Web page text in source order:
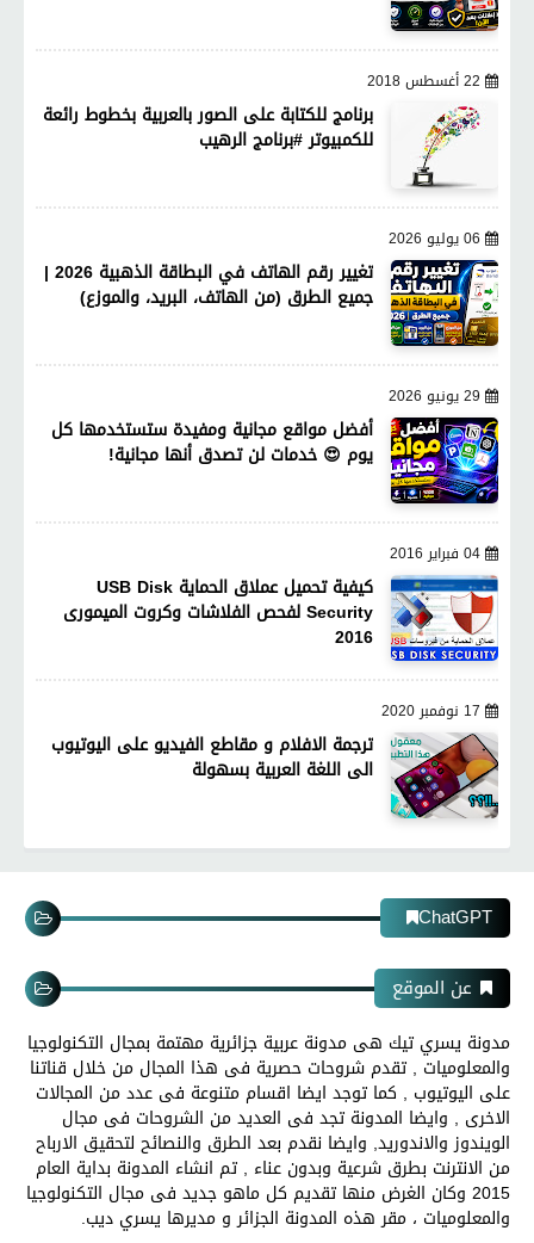
22 أغسطس 2018
برنامج للكتابة على الصور بالعربية بخطوط رائعة
للكمبيوتر #برنامج الرهيب
06 يوليو 2026
تغيير رقم الهاتف في البطاقة الذهبية 2026 |
جميع الطرق (من الهاتف، البريد، والموزع)
29 يونيو 2026
أفضل مواقع مجانية ومفيدة ستستخدمها كل
يوم 😍 خدمات لن تصدق أنها مجانية!
04 فبراير 2016
كيفية تحميل عملاق الحماية USB Disk
Security لفحص الفلاشات وكروت الميمورى
2016
17 نوفمبر 2020
ترجمة الافلام و مقاطع الفيديو على اليوتيوب
الى اللغة العربية بسهولة
ChatGPT
عن الموقع
مدونة يسري تيك هى مدونة عربية جزائرية مهتمة بمجال التكنولوجيا
والمعلوميات , تقدم شروحات حصرية فى هذا المجال من خلال قناتنا
على اليوتيوب , كما توجد ايضا اقسام متنوعة فى عدد من المجالات
الاخرى , وايضا المدونة تجد فى العديد من الشروحات فى مجال
الويندوز والاندوريد, وايضا نقدم بعد الطرق والنصائح لتحقيق الارباح
من الانترنت بطرق شرعية وبدون عناء , تم انشاء المدونة بداية العام
2015 وكان الغرض منها تقديم كل ماهو جديد فى مجال التكنولوجيا
والمعلوميات ، مقر هذه المدونة الجزائر و مديرها يسري ديب.